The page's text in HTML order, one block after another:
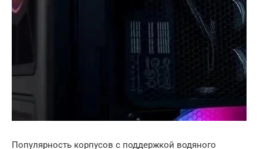
Популярность корпусов с поддержкой водяного